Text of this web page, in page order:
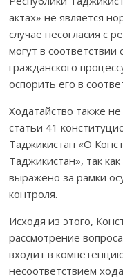
актах» не является
случае несогласия с
могут в
гражданского
оспорить его в
Ходатайство также
статьи 41
Таджикистан «О
Таджикистан», так
выражено за рамки
контроля.
Исходя из этого,
рассмот­рение
входит в
несоответ­ствием